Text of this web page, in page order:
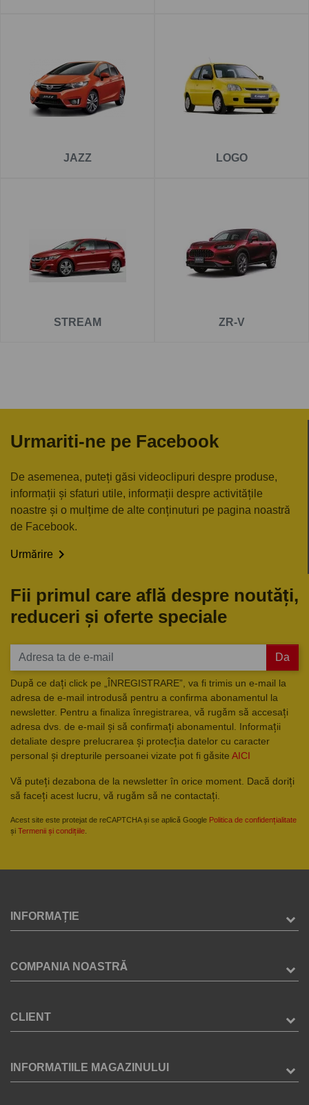
JAZZ LOGO
STREAM ZR-V
Urmariti-ne pe Facebook
De asemenea, puteți găsi videoclipuri despre produse,
informații și sfaturi utile, informații despre activitățile
noastre și o mulțime de alte conținuturi pe pagina noastră
de Facebook.
Urmărire 
Fii primul care află despre noutăți,
reduceri și oferte speciale
Da
După ce dați click pe „ÎNREGISTRARE”, va fi trimis un e-mail la
adresa de e-mail introdusă pentru a confirma abonamentul la
newsletter. Pentru a finaliza înregistrarea, vă rugăm să accesați
adresa dvs. de e-mail și să confirmați abonamentul. Informații
detaliate despre prelucrarea și protecția datelor cu caracter
personal și drepturile persoanei vizate pot fi găsite AICI
Vă puteți dezabona de la newsletter în orice moment. Dacă doriți
să faceți acest lucru, vă rugăm să ne contactați.
Acest site este protejat de reCAPTCHA și se aplică Google Politica de confidențialitate
și Termenii și condițiile
INFORMAȚIE
COMPANIA NOASTRĂ
CLIENT
INFORMATIILE MAGAZINULUI